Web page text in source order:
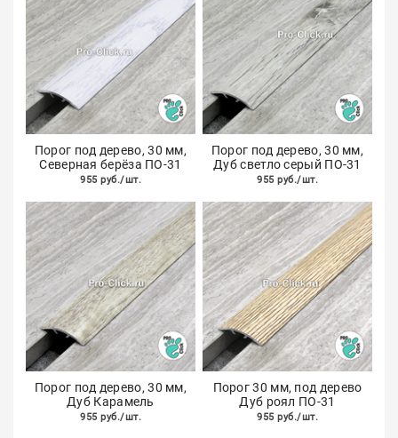
Порог под дерево, 30 мм,
Северная берёза ПО-31
955 руб./шт.
Порог под дерево, 30 мм,
Дуб светло серый ПО-31
955 руб./шт.
Порог под дерево, 30 мм,
Дуб Карамель
955 руб./шт.
Порог 30 мм, под дерево
Дуб роял ПО-31
955 руб./шт.